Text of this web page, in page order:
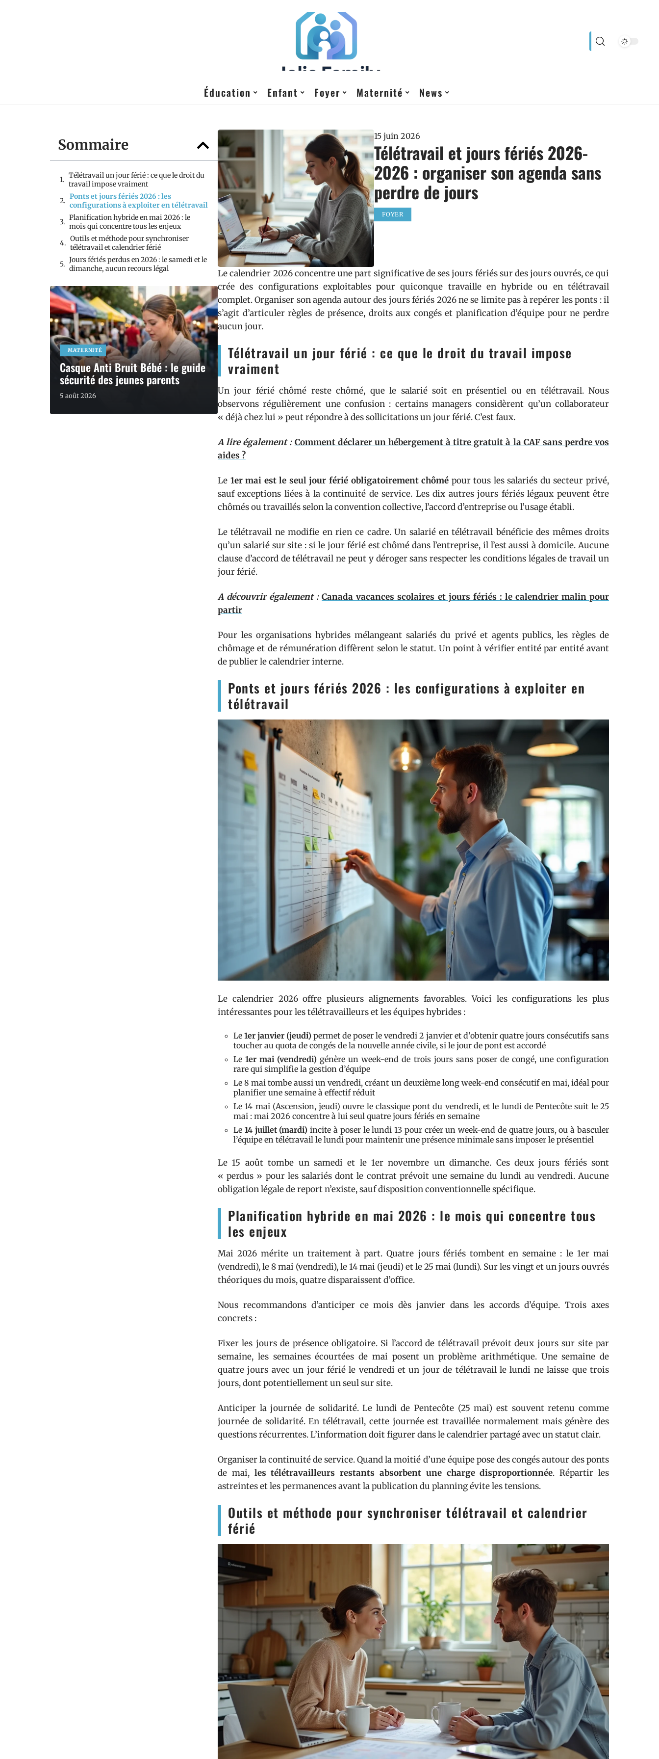
Éducation Enfant Foyer Maternité News
Sommaire
Télétravail un jour férié : ce que le droit du
travail impose vraiment
Ponts et jours fériés 2026 : les
configurations à exploiter en télétravail
Planification hybride en mai 2026 : le
mois qui concentre tous les enjeux
Outils et méthode pour synchroniser
télétravail et calendrier férié
Jours fériés perdus en 2026 : le samedi et le
dimanche, aucun recours légal
MATERNITÉ
Casque Anti Bruit Bébé : le guide
sécurité des jeunes parents
5 août 2026
15 juin 2026
Télétravail et jours fériés 2026-
2026 : organiser son agenda sans
perdre de jours
FOYER
Le calendrier 2026 concentre une part significative de ses jours fériés sur des jours ouvrés, ce qui
crée des configurations exploitables pour quiconque travaille en hybride ou en télétravail
complet. Organiser son agenda autour des jours fériés 2026 ne se limite pas à repérer les ponts : il
s’agit d’articuler règles de présence, droits aux congés et planification d’équipe pour ne perdre
aucun jour.
Télétravail un jour férié : ce que le droit du travail impose
vraiment
Un jour férié chômé reste chômé, que le salarié soit en présentiel ou en télétravail. Nous
observons régulièrement une confusion : certains managers considèrent qu’un collaborateur
« déjà chez lui » peut répondre à des sollicitations un jour férié. C’est faux.
A lire également : Comment déclarer un hébergement à titre gratuit à la CAF sans perdre vos
aides ?
Le 1er mai est le seul jour férié obligatoirement chômé pour tous les salariés du secteur privé,
sauf exceptions liées à la continuité de service. Les dix autres jours fériés légaux peuvent être
chômés ou travaillés selon la convention collective, l’accord d’entreprise ou l’usage établi.
Le télétravail ne modifie en rien ce cadre. Un salarié en télétravail bénéficie des mêmes droits
qu’un salarié sur site : si le jour férié est chômé dans l’entreprise, il l’est aussi à domicile. Aucune
clause d’accord de télétravail ne peut y déroger sans respecter les conditions légales de travail un
jour férié.
A découvrir également : Canada vacances scolaires et jours fériés : le calendrier malin pour
partir
Pour les organisations hybrides mélangeant salariés du privé et agents publics, les règles de
chômage et de rémunération diffèrent selon le statut. Un point à vérifier entité par entité avant
de publier le calendrier interne.
Ponts et jours fériés 2026 : les configurations à exploiter en
télétravail
Le calendrier 2026 offre plusieurs alignements favorables. Voici les configurations les plus
intéressantes pour les télétravailleurs et les équipes hybrides :
Le 1er janvier (jeudi) permet de poser le vendredi 2 janvier et d’obtenir quatre jours consécutifs sans
toucher au quota de congés de la nouvelle année civile, si le jour de pont est accordé
Le1er mai (vendredi) génère un week-end de trois jours sans poser de congé, une configuration
rare qui simplifie la gestion d’équipe
Le 8 mai tombe aussi un vendredi, créant un deuxième long week-end consécutif en mai, idéal pour
planifier une semaine à effectif réduit
Le 14 mai (Ascension, jeudi) ouvre le classique pont du vendredi, et le lundi de Pentecôte suit le 25
mai : mai 2026 concentre à lui seul quatre jours fériés en semaine
Le 14 juillet (mardi) incite à poser le lundi 13 pour créer un week-end de quatre jours, ou à basculer
l’équipe en télétravail le lundi pour maintenir une présence minimale sans imposer le présentiel
Le 15 août tombe un samedi et le 1er novembre un dimanche. Ces deux jours fériés sont
« perdus » pour les salariés dont le contrat prévoit une semaine du lundi au vendredi. Aucune
obligation légale de report n’existe, sauf disposition conventionnelle spécifique.
Planification hybride en mai 2026 : le mois qui concentre tous
les enjeux
Mai 2026 mérite un traitement à part. Quatre jours fériés tombent en semaine : le 1er mai
(vendredi), le 8 mai (vendredi), le 14 mai (jeudi) et le 25 mai (lundi). Sur les vingt et un jours ouvrés
théoriques du mois, quatre disparaissent d’office.
Nous recommandons d’anticiper ce mois dès janvier dans les accords d’équipe. Trois axes
concrets :
Fixer les jours de présence obligatoire. Si l’accord de télétravail prévoit deux jours sur site par
semaine, les semaines écourtées de mai posent un problème arithmétique. Une semaine de
quatre jours avec un jour férié le vendredi et un jour de télétravail le lundi ne laisse que trois
jours, dont potentiellement un seul sur site.
Anticiper la journée de solidarité. Le lundi de Pentecôte (25 mai) est souvent retenu comme
journée de solidarité. En télétravail, cette journée est travaillée normalement mais génère des
questions récurrentes. L’information doit figurer dans le calendrier partagé avec un statut clair.
Organiser la continuité de service. Quand la moitié d’une équipe pose des congés autour des ponts
de mai, les télétravailleurs restants absorbent une charge disproportionnée. Répartir les
astreintes et les permanences avant la publication du planning évite les tensions.
Outils et méthode pour synchroniser télétravail et calendrier
férié